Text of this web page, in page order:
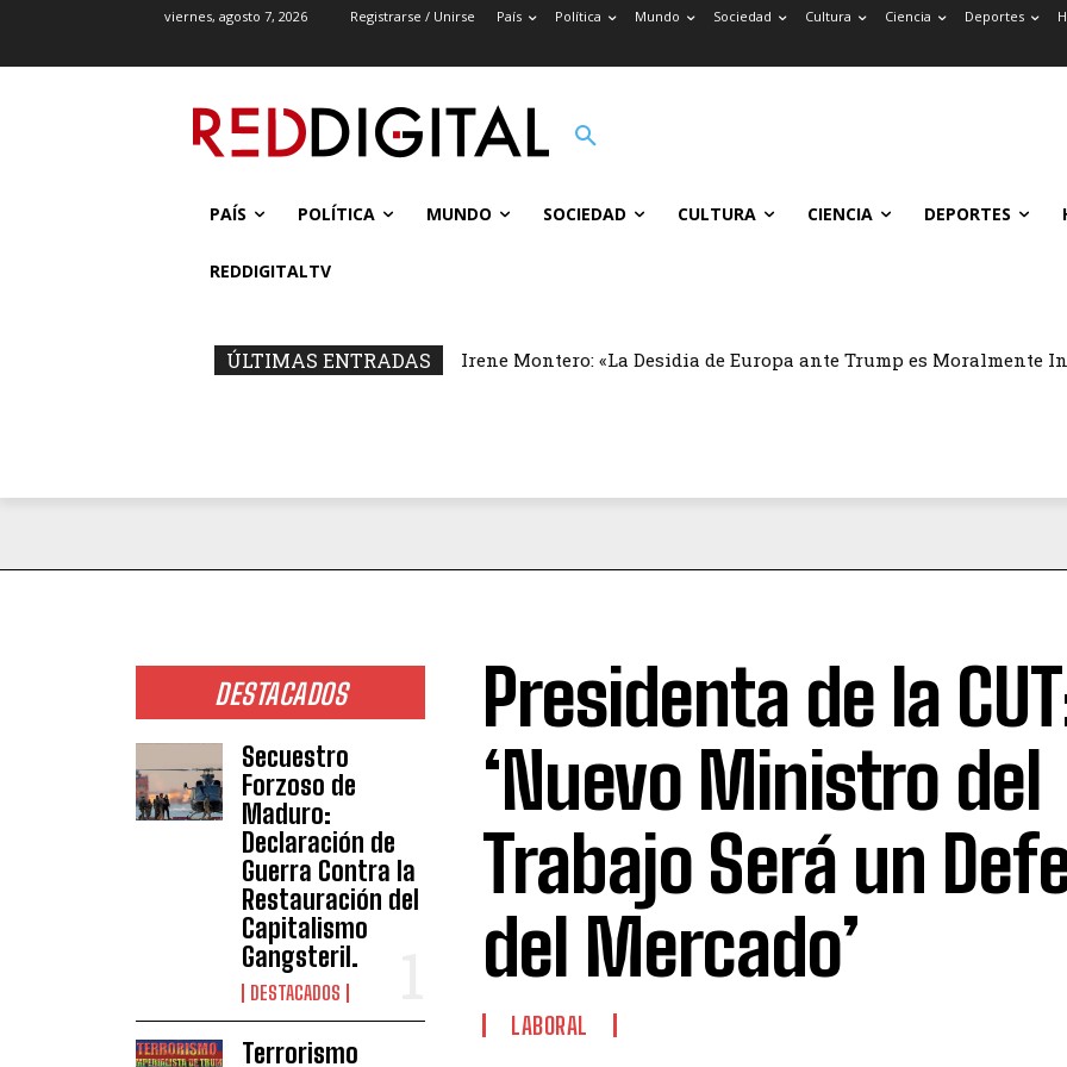
viernes, agosto 7, 2026 Registrarse / Unirse País Política Mundo Sociedad Cultura Ciencia Deportes
PAÍS POLÍTICA MUNDO SOCIEDAD CULTURA CIENCIA DEPORTES
REDDIGITALTV
ÚLTIMAS ENTRADAS Irene Montero: «La Desidia de Europa ante Trump es Moralmente
DESTACADOS
Secuestro
Forzoso de
Maduro:
Declaración de
Guerra Contra la
Restauración del
Capitalismo
Gangsteril.
DESTACADOS
Terrorismo
Presidenta de la
‘Nuevo Ministro del
Trabajo Será un
del Mercado’
LABORAL